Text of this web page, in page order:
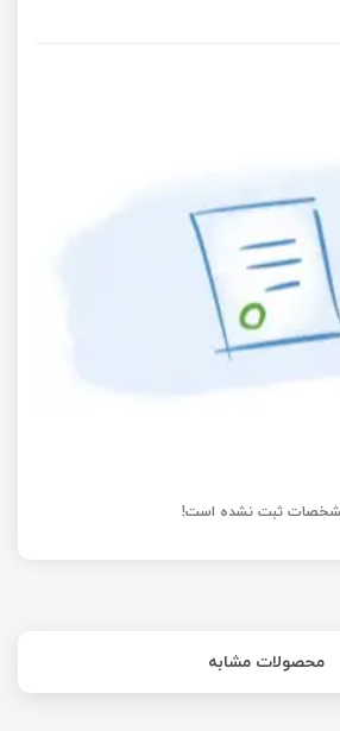
لازم برای ساختن همه چیز (بخش نهم)
ثبت نشده است!
محصولات مشابه